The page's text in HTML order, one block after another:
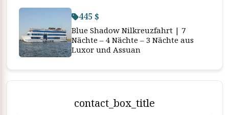
445 $
Blue Shadow Nilkreuzfahrt | 7
Nächte – 4 Nächte – 3 Nächte aus
Luxor und Assuan
contact_box_title